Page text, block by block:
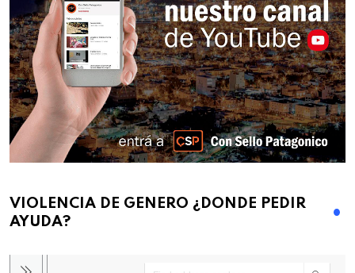
VIOLENCIA DE GENERO ¿DONDE PEDIR
AYUDA?